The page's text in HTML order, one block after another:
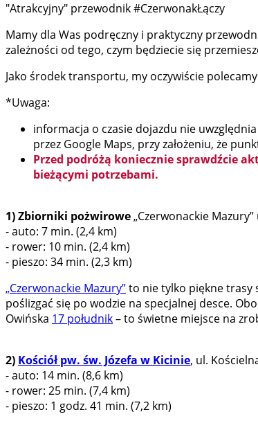
"Atrakcyjny" przewodnik #CzerwonakŁączy
Mamy dla Was podręczny i praktyczny
zależności od tego, czym będziecie się
Jako środek transportu, my oczywiście
*Uwaga:
informacja o czasie dojazdu nie
przez Google Maps, przy założeniu, że
Przed podróżą koniecznie sprawdźcie
bieżącymi potrzebami.
1) Zbiorniki pożwirowe„Czerwonackie
- auto: 7 min. (2,4 km)
- rower: 10 min. (2,4 km)
- pieszo: 34 min. (2,3 km)
„Czerwonackie Mazury”to nie tylko piękne trasy
poślizgać się po wodzie na specjalnej desce.
Owińska 17 południk– to świetne miejsce na
2) Kościół pw. św. Józefa w Kicinie, ul.
- auto: 14 min. (8,6 km)
- rower: 25 min. (7,4 km)
- pieszo: 1 godz. 41 min. (7,2 km)